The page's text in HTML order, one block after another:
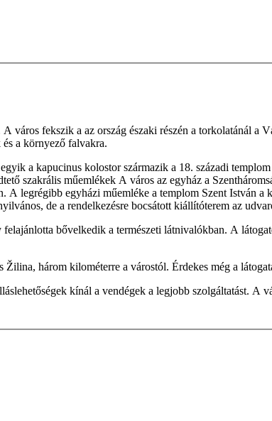
város fekszik a az ország északi részén a torkolatánál
a környező falvakra.
a kapucinus kolostor származik a 18. századi
szakrális műemlékek A város az egyház a
A legrégibb egyházi műemléke a templom Szent István
de a rendelkezésre bocsátott kiállítóterem az
bővelkedik a természeti látnivalókban. A
három kilométerre a várostól. Érdekes még a
kínál a vendégek a legjobb szolgáltatást.